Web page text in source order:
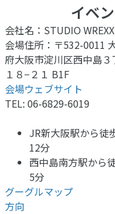
イベ
会社名：STUDIO WREXX
会場住所：〒532-0011
府大阪市淀川区西中島３
１８−２１ B1F
会場ウェブサイト
TEL: 06-6829-6019
JR新大阪駅から徒
12分
西中島南方駅から
5分
グーグルマップ
方向